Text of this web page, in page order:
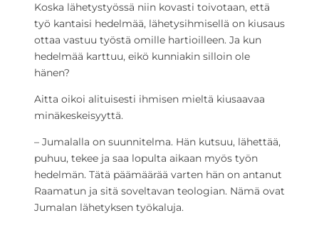
Koska lähetystyössä niin kovasti toivotaan, että
työ kantaisi hedelmää, lähetysihmisellä on kiusaus
ottaa vastuu työstä omille hartioilleen. Ja kun
hedelmää karttuu, eikö kunniakin silloin ole
hänen?
Aitta oikoi alituisesti ihmisen mieltä kiusaavaa
minäkeskeisyyttä.
– Jumalalla on suunnitelma. Hän kutsuu, lähettää,
puhuu, tekee ja saa lopulta aikaan myös työn
hedelmän. Tätä päämäärää varten hän on antanut
Raamatun ja sitä soveltavan teologian. Nämä ovat
Jumalan lähetyksen työkaluja.